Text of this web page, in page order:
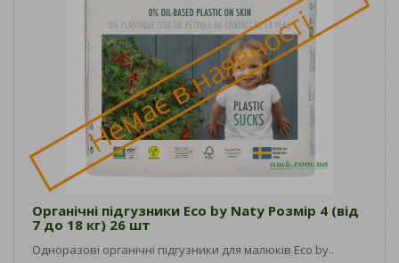
Немає в наявності
Органічні підгузники Eco by Naty Розмір 4 (від
7 до 18 кг) 26 шт
Одноразові органічні підгузники для малюків Eco by..